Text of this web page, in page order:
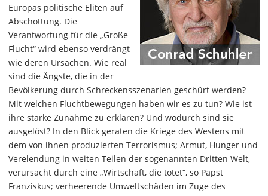
Europas politische Eliten auf
Abschottung. Die
Verantwortung für die „Große
Flucht“ wird ebenso verdrängt
wie deren Ursachen. Wie real
sind die Ängste, die in der
Bevölkerung durch Schreckensszenarien geschürt werden?
Mit welchen Fluchtbewegungen haben wir es zu tun? Wie ist
ihre starke Zunahme zu erklären? Und wodurch sind sie
ausgelöst? In den Blick geraten die Kriege des Westens mit
dem von ihnen produzierten Terrorismus; Armut, Hunger und
Verelendung in weiten Teilen der sogenannten Dritten Welt,
verursacht durch eine „Wirtschaft, die tötet“, so Papst
Franziskus; verheerende Umweltschäden im Zuge des